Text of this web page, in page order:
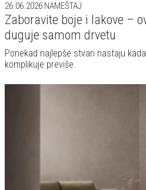
26.06.2026 NAMEŠTAJ
Zaboravite boje i lakove –
duguje samom drvetu
Ponekad najlepše stvari nastaju
komplikuje previše.